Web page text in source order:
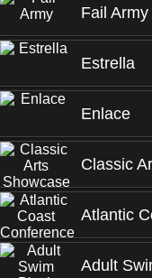
Fail Army
Estrella
Enlace
Classic
Atlantic
Adult